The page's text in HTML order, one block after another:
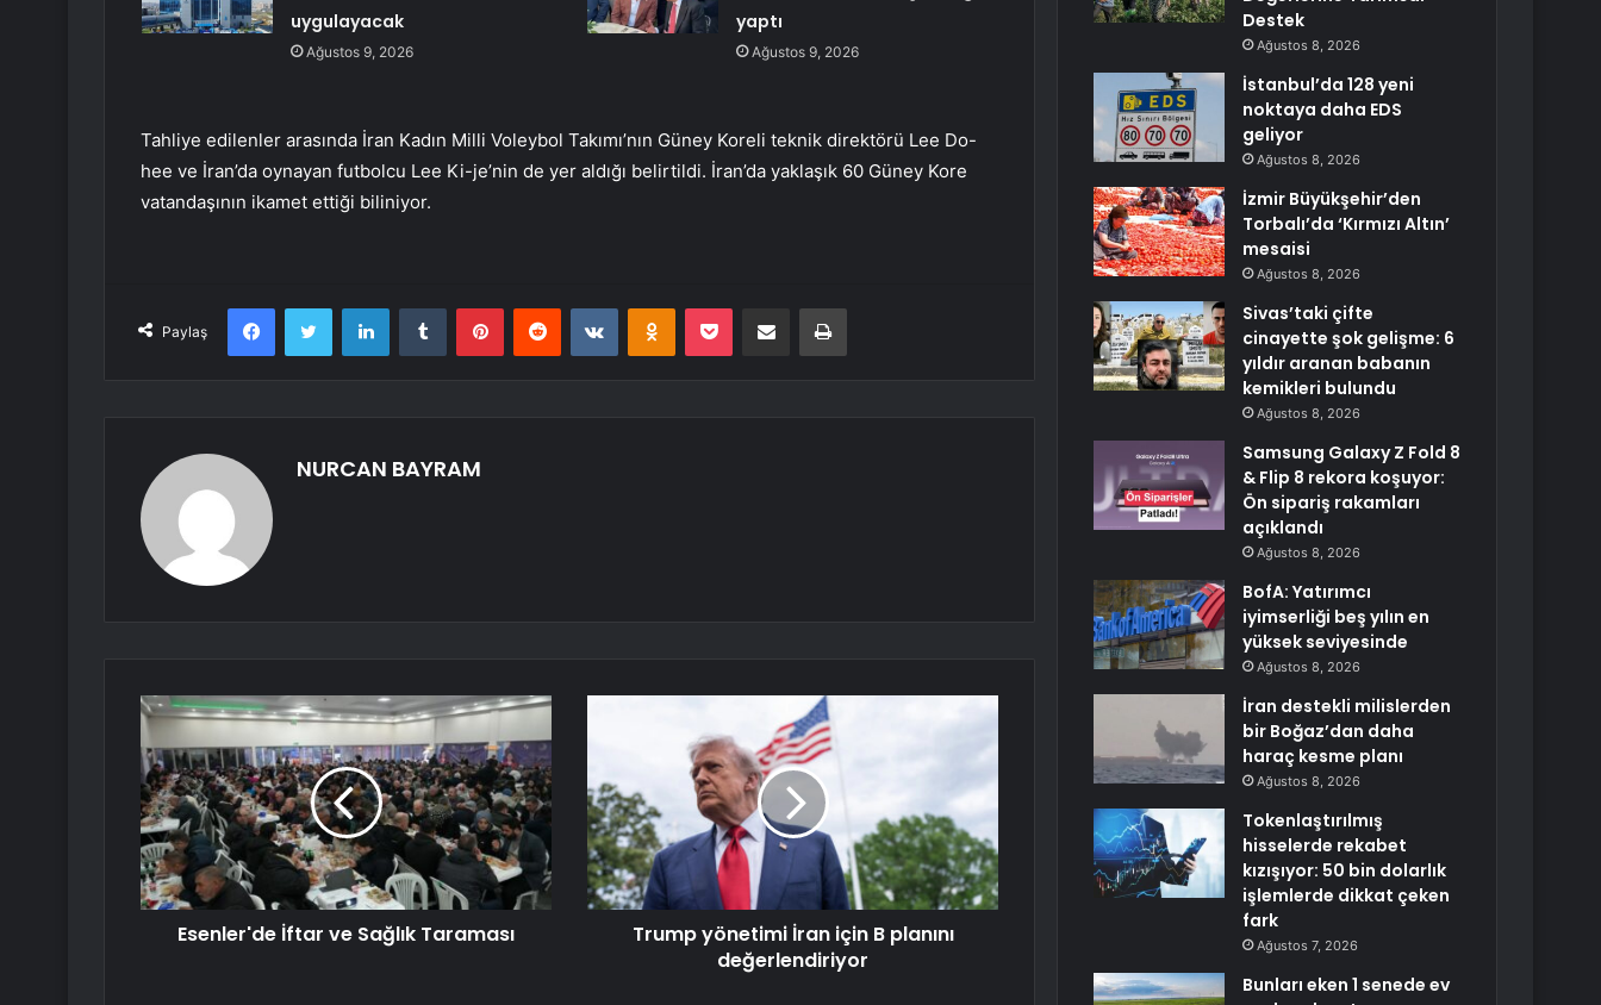
uygulayacak
Ağustos 9, 2026
yaptı
Ağustos 9, 2026
Tahliye edilenler arasında İran Kadın Milli Voleybol Takımı’nın Güney Koreli teknik direktörü Lee Do-
hee ve İran’da oynayan futbolcu Lee Ki-je’nin de yer aldığı belirtildi. İran’da yaklaşık 60 Güney Kore
vatandaşının ikamet ettiği biliniyor.
Paylaş
FacebookTwitter LinkedInTumblr PinterestReddit VKontakteOdnoklassniki
Pocket E-Posta ile paylaş Yazdır
NURCAN BAYRAM
Esenler'de İftar ve Sağlık Taraması
Trump yönetimi İran için B planını
değerlendiriyor
Destek
Ağustos 8, 2026
İstanbul’da 128 yeni
noktaya daha EDS
geliyor
Ağustos 8, 2026
İzmir Büyükşehir’den
Torbalı’da ‘Kırmızı Altın’
mesaisi
Ağustos 8, 2026
Sivas’taki çifte
cinayette şok gelişme: 6
yıldır aranan babanın
kemikleri bulundu
Ağustos 8, 2026
Samsung Galaxy Z Fold 8
& Flip 8 rekora koşuyor:
Ön sipariş rakamları
açıklandı
Ağustos 8, 2026
BofA: Yatırımcı
iyimserliği beş yılın en
yüksek seviyesinde
Ağustos 8, 2026
İran destekli milislerden
bir Boğaz’dan daha
haraç kesme planı
Ağustos 8, 2026
Tokenlaştırılmış
hisselerde rekabet
kızışıyor: 50 bin dolarlık
işlemlerde dikkat çeken
fark
Ağustos 7, 2026
Bunları eken 1 senede ev